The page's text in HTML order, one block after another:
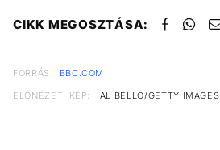
CIKK MEGOSZTÁSA:
FORRÁS
BBC.COM
ELŐNÉZETI KÉP:
AL BELLO/GETTY IMAGES